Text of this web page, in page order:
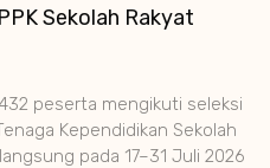
Sekolah Rakyat
peserta mengikuti seleksi
Kependidikan Sekolah
pada 17–31 Juli 2026